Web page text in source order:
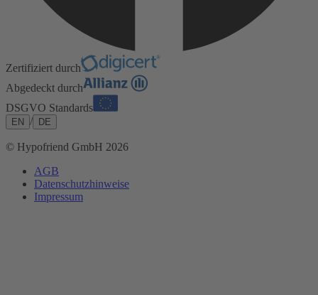
Zertifiziert durch
Abgedeckt durch
DSGVO Standards
EN / DE
© Hypofriend GmbH 2026
AGB
Datenschutzhinweise
Impressum